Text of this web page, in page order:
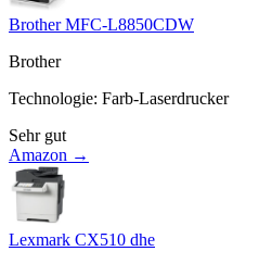
Brother MFC-L8850CDW
Brother
Technologie: Farb-Laserdrucker
Sehr gut
Amazon →
Lexmark CX510 dhe